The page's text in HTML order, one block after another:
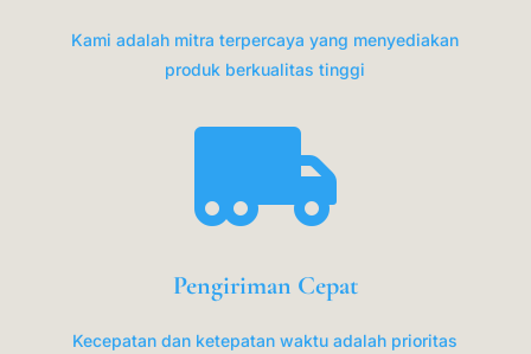
Kami adalah mitra terpercaya yang menyediakan
produk berkualitas tinggi

Pengiriman Cepat
Kecepatan dan ketepatan waktu adalah prioritas